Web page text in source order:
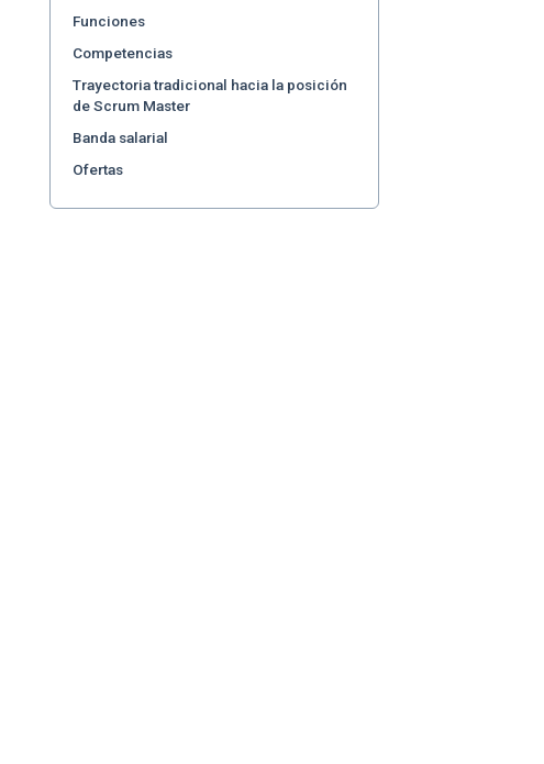
Funciones
Competencias
Trayectoria tradicional hacia la posición
de Scrum Master
Banda salarial
Ofertas